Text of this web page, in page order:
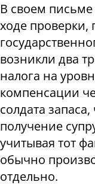
В своем
ходе
возникли два
налога на
компенсации
солдата
получение
учитывая тот
обычно
отдельно.